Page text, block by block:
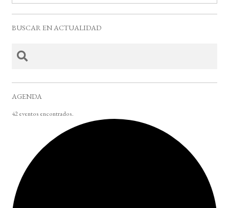
BUSCAR EN ACTUALIDAD
AGENDA
42 eventos encontrados.